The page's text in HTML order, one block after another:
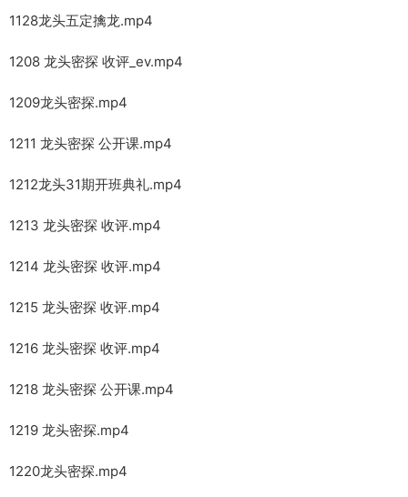
1128龙头五定擒龙.mp4
1208 龙头密探 收评_ev.mp4
1209龙头密探.mp4
1211 龙头密探 公开课.mp4
1212龙头31期开班典礼.mp4
1213 龙头密探 收评.mp4
1214 龙头密探 收评.mp4
1215 龙头密探 收评.mp4
1216 龙头密探 收评.mp4
1218 龙头密探 公开课.mp4
1219 龙头密探.mp4
1220龙头密探.mp4